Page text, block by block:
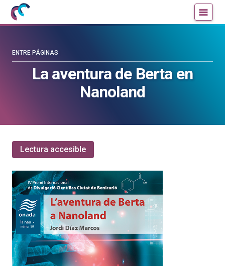
Mujeres
con
la
blog
la
La aventura de Berta en
Nanoland
ENTRE PÁGINAS
Lectura accesible